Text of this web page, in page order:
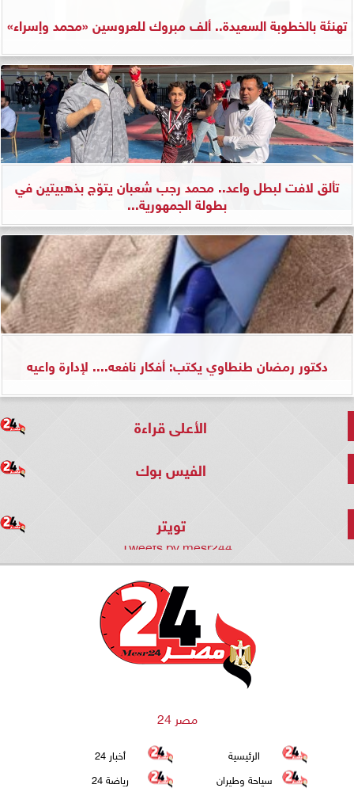
تهنئة بالخطوبة السعيدة.. ألف مبروك للعروسين «محمد وإسراء»
تألق لافت لبطل واعد.. محمد رجب شعبان يتوّج بذهبيتين في
بطولة الجمهورية...
دكتور رمضان طنطاوي يكتب: أفكار نافعه.... لإدارة واعيه
الأعلى قراءة
الفيس بوك
تويتر
Tweets by mesr244
مصر 24
الرئيسية
أخبار 24
سياحة وطيران
رياضة 24